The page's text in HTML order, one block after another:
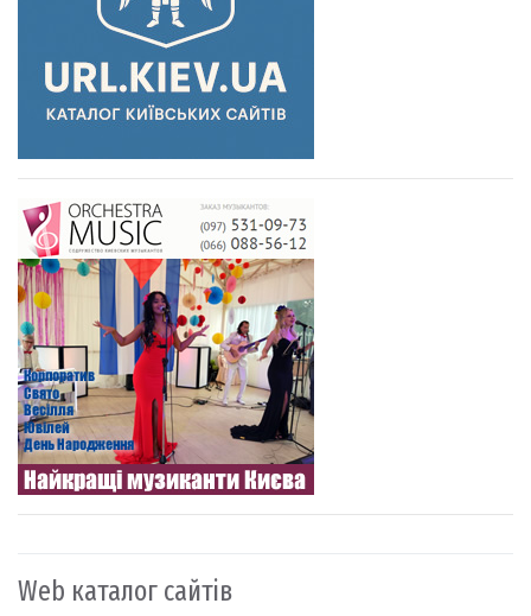
Web каталог сайтів